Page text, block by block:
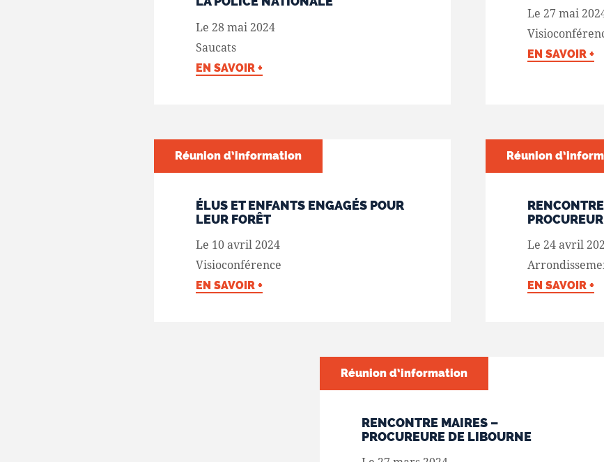
Le 28 mai 2024
Saucats
EN SAVOIR +
Le 27 mai
EN SAVOIR +
ÉLUS ET ENFANTS ENGAGÉS POUR
LEUR FORÊT
Le 10 avril 2024
Visioconférence
EN SAVOIR +
Réunion d’information
Le 24 avril
EN SAVOIR +
Réunion
RENCONTRE MAIRES –
PROCUREURE DE LIBOURNE
Réunion d’information